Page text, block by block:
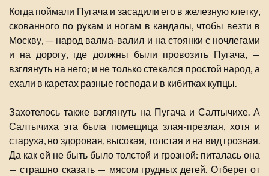
Когда поймали Пугача и засадили его в железную клетку,
скованного по рукам и ногам в кандалы, чтобы везти в
Москву, — народ валма-валил и на стоянки с ночлегами
и на дорогу, где должны были провозить Пугача, —
взглянуть на него; и не только стекался простой народ, а
ехали в каретах разные господа и в кибитках купцы.
Захотелось также взглянуть на Пугача и Салтычихе. А
Салтычиха эта была помещица злая-презлая, хотя и
старуха, но здоровая, высокая, толстая и на вид грозная.
Да как ей не быть было толстой и грозной: питалась она
— страшно сказать — мясом грудных детей. Отберет от